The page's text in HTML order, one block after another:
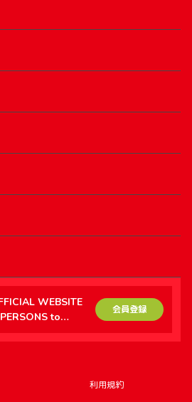
WEBSITE
to
）"
会員登録
利用規約